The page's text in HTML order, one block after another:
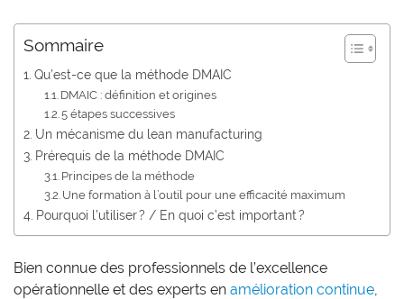
Sommaire
Qu’est-ce que la méthode DMAIC
DMAIC : définition et origines
5 étapes successives
Un mécanisme du lean manufacturing
Prérequis de la méthode DMAIC
Principes de la méthode
Une formation à l’outil pour une efficacité maximum
Pourquoi l’utiliser ? / En quoi c’est important ?
Bien connue des professionnels de l’excellence
opérationnelle et des experts en amélioration continue,